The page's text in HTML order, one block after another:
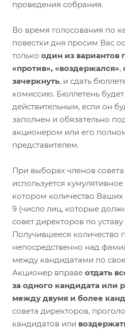
проведения собрания.
Во время голосования по
повестки дня просим Вас
только один из вариантов
«против», «воздержался»,
зачеркнуть, и сдать
комиссию. Бюллетень будет
действительным, если он
заполнен и обязательно
акционером или его
представителем.
При выборах членов
используется
котором количество
9 (число лиц, которые
совет директоров по
Получившееся количество
непосредственно над
между кандидатами по
Акционер вправе отдать
за одного кандидата или
между двумя и более
совета директоров,
кандидатов или